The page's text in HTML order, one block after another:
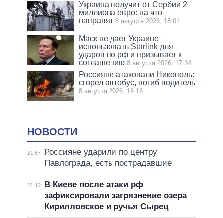
Украина получит от Сербии 2
миллиона евро: на что
направят 8 августа 2026, 18:01
Маск не дает Украине
использовать Starlink для
ударов по рф и призывает к
соглашению 8 августа 2026, 17:34
Россияне атаковали Никополь:
сгорел автобус, погиб водитель
8 августа 2026, 16:16
НОВОСТИ
21:57
Россияне ударили по центру
Павлограда, есть пострадавшие
21:12
В Киеве после атаки рф
зафиксировали загрязнение озера
Кирилловское и ручья Сырец